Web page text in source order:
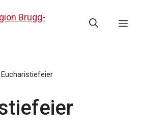
Eucharistiefeier